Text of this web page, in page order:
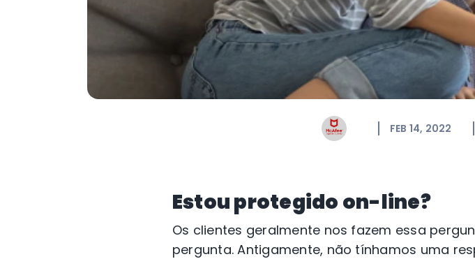
FEB 14, 2022
Estou protegido on-line?
Os clientes geralmente nos fazem essa
pergunta. Antigamente, não tínhamos uma